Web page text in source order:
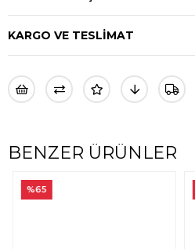
KARGO VE TESLİMAT
BENZER ÜRÜNLER
%65